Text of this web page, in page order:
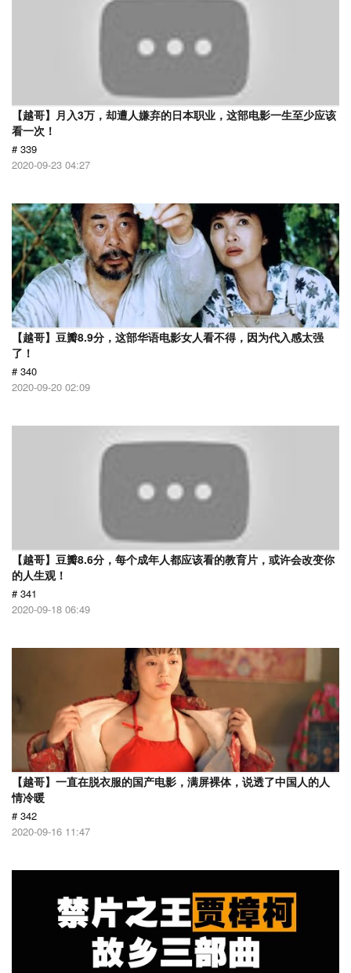
【越哥】月入3万，却遭人嫌弃的日本职业，这部电影一生至少应该
看一次！
# 339
2020-09-23 04:27
【越哥】豆瓣8.9分，这部华语电影女人看不得，因为代入感太强
了！
# 340
2020-09-20 02:09
【越哥】豆瓣8.6分，每个成年人都应该看的教育片，或许会改变你
的人生观！
# 341
2020-09-18 06:49
【越哥】一直在脱衣服的国产电影，满屏裸体，说透了中国人的人
情冷暖
# 342
2020-09-16 11:47